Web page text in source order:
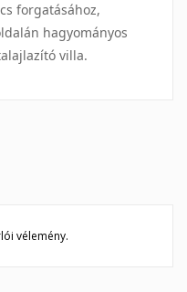
forgatásához,
hagyományos
villa.
vélemény.